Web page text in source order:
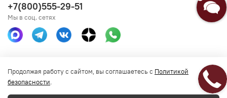
Получить консультацию
+7(800)555-29-51
Мы в соц. сетях
Продолжая работу с сайтом, вы соглашаетесь с Политикой
безопасности.